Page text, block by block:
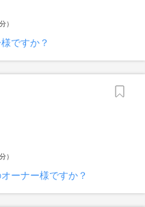
）
ですか？
）
ーナー様ですか？